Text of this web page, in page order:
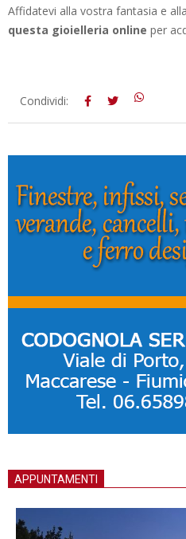
Affidatevi alla vostra fantasia e alla
questa gioielleria online per
2016-
Condividi:
APPUNTAMENTI